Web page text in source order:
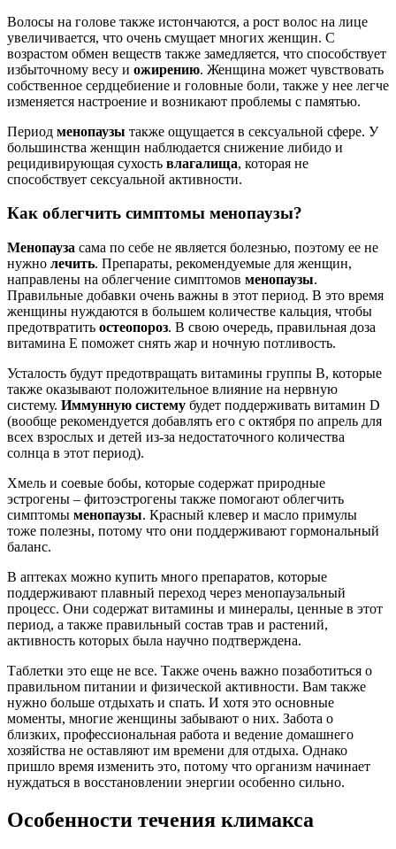
Волосы на голове также истончаются, а рост волос на лице
увеличивается, что очень смущает многих женщин. С
возрастом обмен веществ также замедляется, что способствует
избыточному весу и ожирению. Женщина может чувствовать
собственное сердцебиение и головные боли, также у нее легче
изменяется настроение и возникают проблемы с памятью.
Период менопаузы также ощущается в сексуальной сфере. У
большинства женщин наблюдается снижение либидо и
рецидивирующая сухость влагалища, которая не
способствует сексуальной активности.
Как облегчить симптомы менопаузы?
Менопауза сама по себе не является болезнью, поэтому ее не
нужно лечить. Препараты, рекомендуемые для женщин,
направлены на облегчение симптомов менопаузы.
Правильные добавки очень важны в этот период. В это время
женщины нуждаются в большем количестве кальция, чтобы
предотвратить остеопороз. В свою очередь, правильная доза
витамина Е поможет снять жар и ночную потливость.
Усталость будут предотвращать витамины группы В, которые
также оказывают положительное влияние на нервную
систему. Иммунную систему будет поддерживать витамин D
(вообще рекомендуется добавлять его с октября по апрель для
всех взрослых и детей из-за недостаточного количества
солнца в этот период).
Хмель и соевые бобы, которые содержат природные
эстрогены – фитоэстрогены также помогают облегчить
симптомы менопаузы. Красный клевер и масло примулы
тоже полезны, потому что они поддерживают гормональный
баланс.
В аптеках можно купить много препаратов, которые
поддерживают плавный переход через менопаузальный
процесс. Они содержат витамины и минералы, ценные в этот
период, а также правильный состав трав и растений,
активность которых была научно подтверждена.
Таблетки это еще не все. Также очень важно позаботиться о
правильном питании и физической активности. Вам также
нужно больше отдыхать и спать. И хотя это основные
моменты, многие женщины забывают о них. Забота о
близких, профессиональная работа и ведение домашнего
хозяйства не оставляют им времени для отдыха. Однако
пришло время изменить это, потому что организм начинает
нуждаться в восстановлении энергии особенно сильно.
Особенности течения климакса